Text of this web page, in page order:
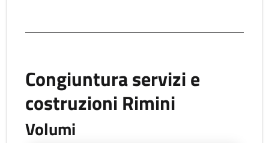
Congiuntura servizi e
costruzioni Rimini
Volumi